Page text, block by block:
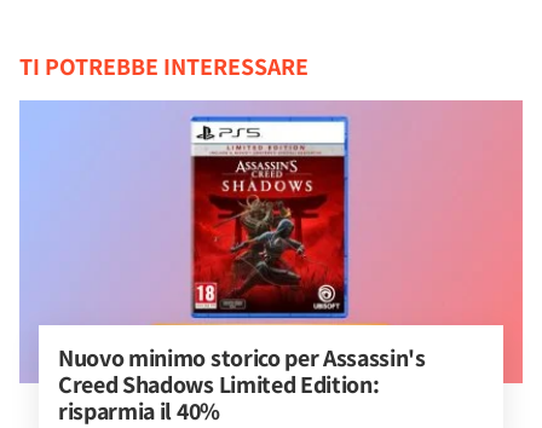
TI POTREBBE INTERESSARE
Nuovo minimo storico per Assassin's
Creed Shadows Limited Edition:
risparmia il 40%